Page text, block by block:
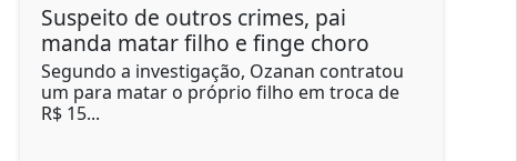
Suspeito de outros crimes, pai
manda matar filho e finge choro
Segundo a investigação, Ozanan contratou
um para matar o próprio filho em troca de
R$ 15...